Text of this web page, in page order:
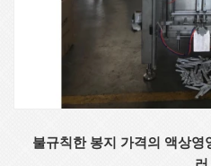
불규칙한 봉지 가격의 액상영